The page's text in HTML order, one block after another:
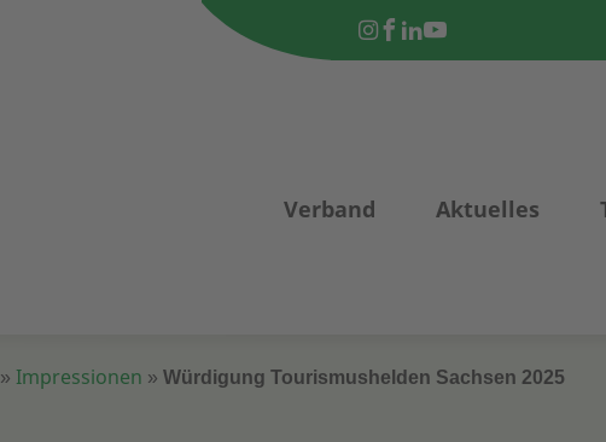
Verband Aktuelles
Impressionen » Würdigung Tourismushelden Sachsen 2025